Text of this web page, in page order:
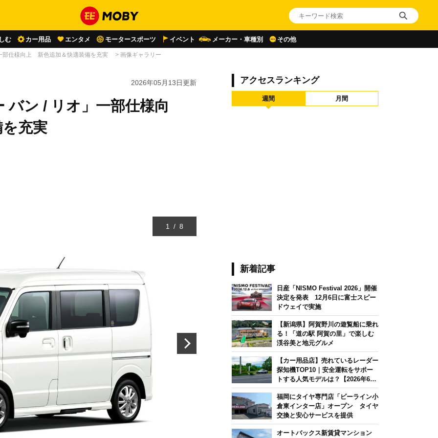
む カー用品 エンタメ モータースポーツ イベント メーカー・車種別 その他
部仕様向上 新色追加＆快適装備を充実 > 画像ギャラリー
2026年05月13日更新
バン / リオ」一部仕様向
を充実
1 / 8
アクセスランキング
週間 月間
新着記事
日産「NISMO Festival 2026」開催
決定を発表 12月6日に富士スピー
ドウェイで実施
【新潟県】阿賀野川の遊覧船に乗れ
る！「道の駅 阿賀の里」で楽しむ
渓谷美と地元グルメ
【カー用品店】売れているレーダー
探知機TOP10｜安全運転をサポー
トする人気モデルは？【2026年6月
版】
福岡にタイヤ専門店「ビーライン小
倉東インター店」オープン タイヤ
交換と安心サービスを提供
オートバックス新賃貸マンション